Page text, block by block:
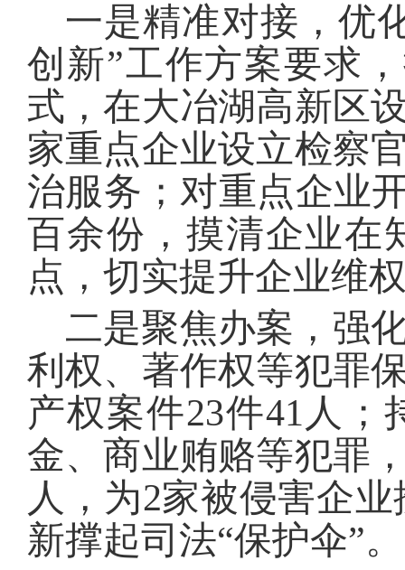
一是精准对接，优
创新”工作方案要求
式，在大冶湖高新区
家重点企业设立检察
治服务；对重点企业
百余份，摸清企业在
点，切实提升企业维
二是聚焦办案，强
利权、著作权等犯罪
产权案件23件41人
金、商业贿赂等犯罪
人，为2家被侵害企
新撑起司法“保护伞”。